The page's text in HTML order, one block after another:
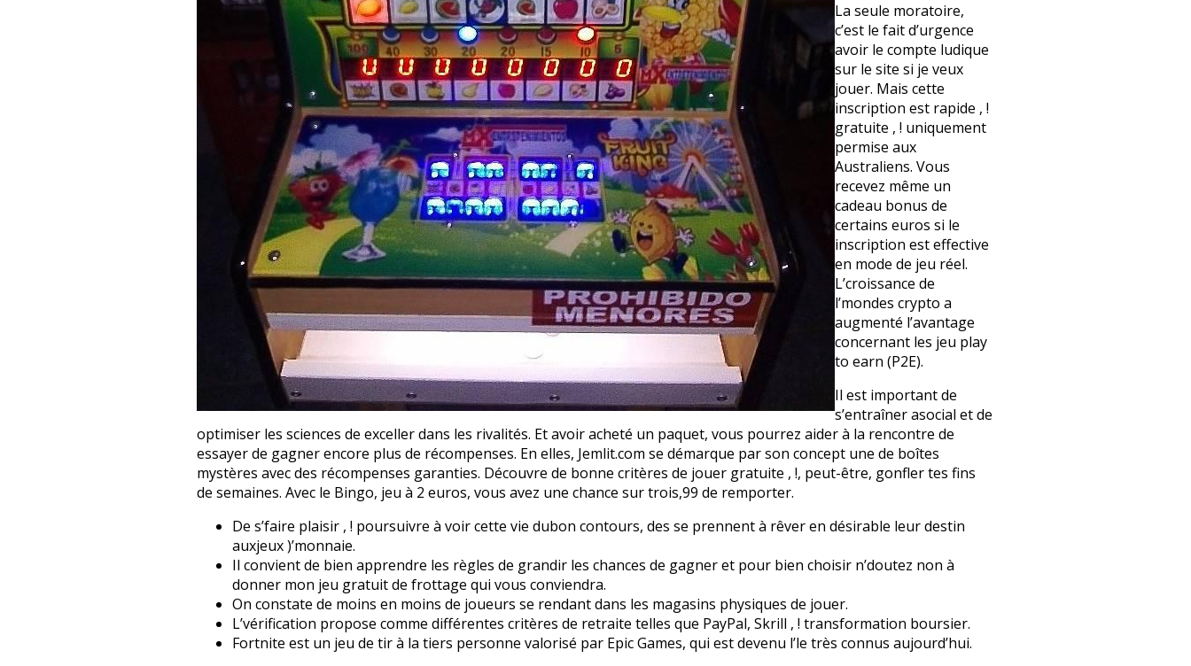
La seule moratoire,
c’est le fait d’urgence
avoir le compte ludique
sur le site si je veux
jouer. Mais cette
inscription est rapide , !
gratuite , ! uniquement
permise aux
Australiens. Vous
recevez même un
cadeau bonus de
certains euros si le
inscription est effective
en mode de jeu réel.
L’croissance de
l’mondes crypto a
augmenté l’avantage
concernant les jeu play
to earn (P2E).
Il est important de
s’entraîner asocial et de
optimiser les sciences de exceller dans les rivalités. Et avoir acheté un paquet, vous pourrez aider à la rencontre de
essayer de gagner encore plus de récompenses. En elles, Jemlit.com se démarque par son concept une de boîtes
mystères avec des récompenses garanties. Découvre de bonne critères de jouer gratuite , !, peut-être, gonfler tes fins
de semaines. Avec le Bingo, jeu à 2 euros, vous avez une chance sur trois,99 de remporter.
De s’faire plaisir , ! poursuivre à voir cette vie dubon contours, des se prennent à rêver en désirable leur destin
auxjeux )’monnaie.
Il convient de bien apprendre les règles de grandir les chances de gagner et pour bien choisir n’doutez non à
donner mon jeu gratuit de frottage qui vous conviendra.
On constate de moins en moins de joueurs se rendant dans les magasins physiques de jouer.
L’vérification propose comme différentes critères de retraite telles que PayPal, Skrill , ! transformation boursier.
Fortnite est un jeu de tir à la tiers personne valorisé par Epic Games, qui est devenu l’le très connus aujourd’hui.